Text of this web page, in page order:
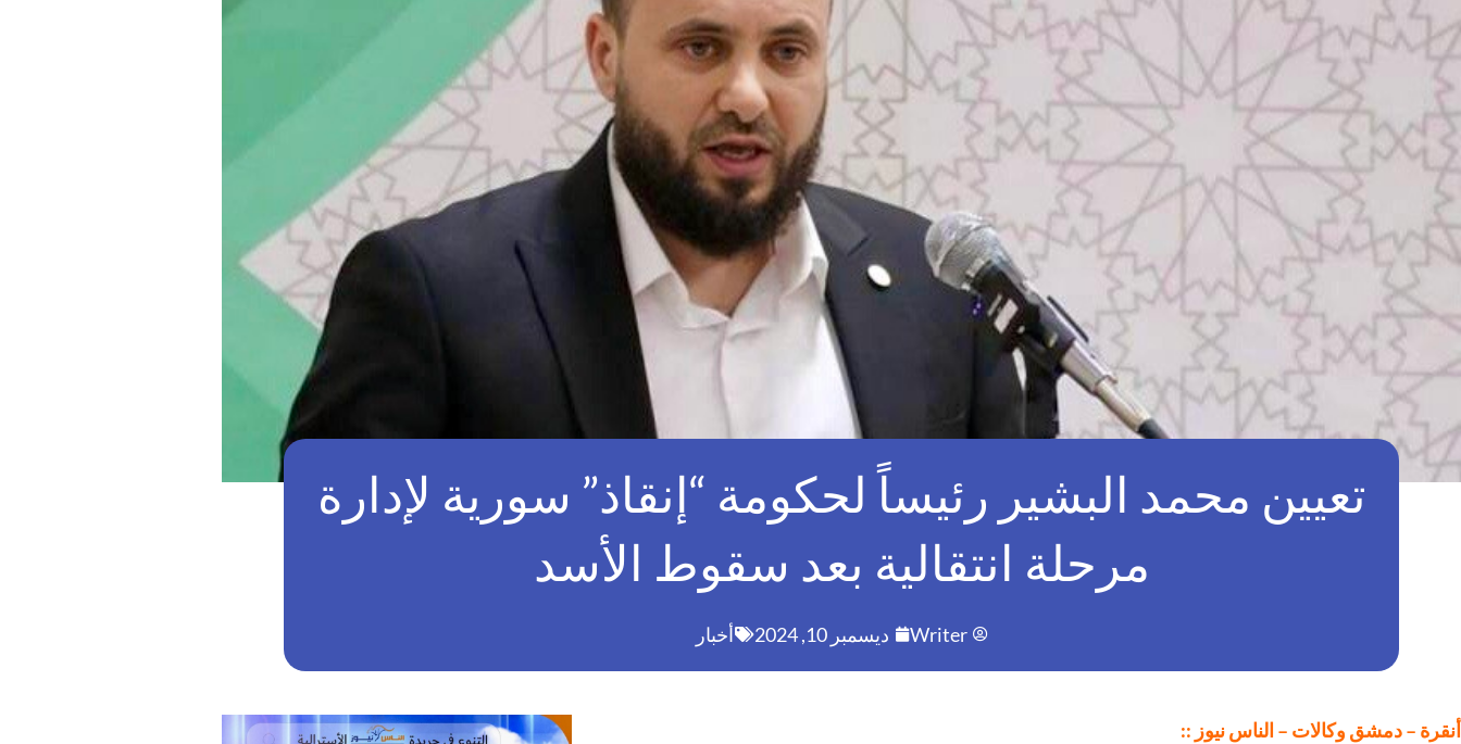
تعيين محمد البشير رئيساً لحكومة “إنقاذ” سورية لإدارة
مرحلة انتقالية بعد سقوط الأسد
Writer ديسمبر 10, 2024 أخبار
أنقرة – دمشق وكالات – الناس نيوز ::